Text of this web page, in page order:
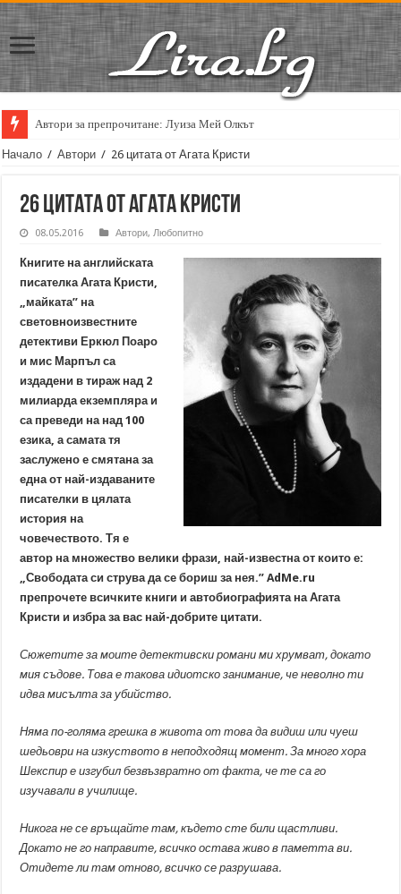
Автори за препрочитане: Луиза Мей Олкът
Кирил Кадийски: „Плачът на големия поет винаги е и сила, и
Начало / Автори / 26 цитата от Агата Кристи
26 цитата от Агата Кристи
08.05.2016 Автори,Любопитно
Книгите на английската
писателка Агата Кристи,
„майката” на
световноизвестните
детективи Еркюл Поаро
и мис Марпъл са
издадени в тираж над 2
милиарда екземпляра и
са преведи на над 100
езика, а самата тя
заслужено е смятана за
една от най-издаваните
писателки в цялата
история на
човечеството. Тя е
автор на множество велики фрази, най-известна от които е:
„Свободата си струва да се бориш за нея.” AdMe.ru
препрочете всичките книги и автобиографията на Агата
Кристи и избра за вас най-добрите цитати.
Сюжетите за моите детективски романи ми хрумват, докато
мия съдове. Това е такова идиотско занимание, че неволно ти
идва мисълта за убийство.
Няма по-голяма грешка в живота от това да видиш или чуеш
шедьоври на изкуството в неподходящ момент. За много хора
Шекспир е изгубил безвъзвратно от факта, че те са го
изучавали в училище.
Никога не се връщайте там, където сте били щастливи.
Докато не го направите, всичко остава живо в паметта ви.
Отидете ли там отново, всичко се разрушава.